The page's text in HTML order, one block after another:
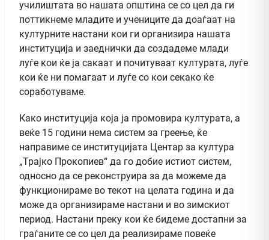
училиштата во нашата општина се со цел да ги
поттикнеме младите и учениците да доаѓаат на
културните настани кои ги организира нашата
институција и заеднички да создадеме млади
луѓе кои ќе ја сакаат и почитуваат културата, луѓе
кои ќе ни помагаат и луѓе со кои секако ќе
соработуваме.
Како институција која ја промовира културата, а
веќе 15 години нема систем за греење, ќе
направиме се институцијата Центар за култура
„Трајко Прокопиев“ да го добие истиот систем,
односно да се реконструира за да можеме да
функционираме во текот на целата година и да
може да организираме настани и во зимскиот
период. Настани преку кои ќе бидеме достапни за
граѓаните се со цел да реализираме повеќе